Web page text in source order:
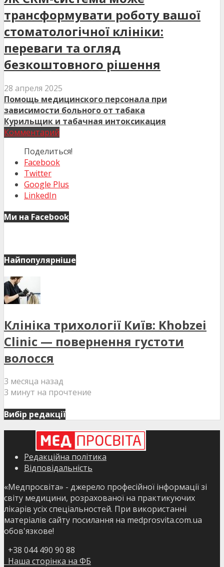
трансформувати роботу вашої
стоматологічної клініки:
переваги та огляд
безкоштовного рішення
28 апреля 2025
Помощь медицинского персонала при
зависимости больного от табака
Курильщик и табачная интоксикация
Комментарий
Поделиться!
Facebook
Twitter
Google Plus
LinkedIn
Ми на Facebook
Найпопулярніше
Клініка трихології Київ: Khobzei
Clinic — повернення густоти
волосся
3 месяца назад
3 минут на прочтение
Вибір редакції
Редакційна політика
Відповідальність
«Медпросвіта» - джерело професійної інформації зі
світу медицини, розрахованої на практикуючих
лікарів усіх спеціальностей. При використанні
матеріалів сайту посилання на medprosvita.com.ua
обов'язкове!
+38 044 490 90 88
Наша сторінка на ФБ